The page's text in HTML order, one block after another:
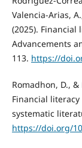
Valencia-Arias,
(2025).
Advancements
113. https://
Romadhon, D.,
Financial
systematic
https://doi.org/